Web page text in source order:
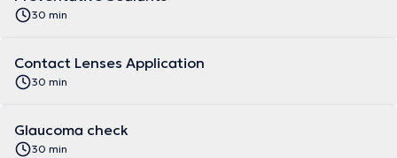
30 min
Contact Lenses Application
30 min
Glaucoma check
30 min